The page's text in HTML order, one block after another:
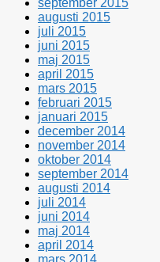
augusti 2015
juli 2015
juni 2015
maj 2015
april 2015
mars 2015
februari 2015
januari 2015
december 2014
november 2014
oktober 2014
september 2014
augusti 2014
juli 2014
juni 2014
maj 2014
april 2014
mars 2014